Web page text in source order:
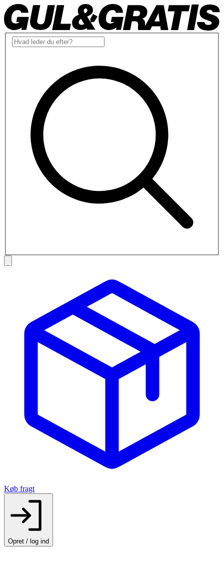
Køb fragt
Opret / log ind